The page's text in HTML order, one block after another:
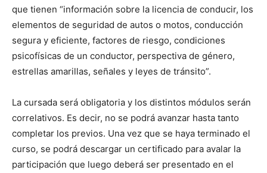
que tienen “información sobre la licencia de conducir, los
elementos de seguridad de autos o motos, conducción
segura y eficiente, factores de riesgo, condiciones
psicofísicas de un conductor, perspectiva de género,
estrellas amarillas, señales y leyes de tránsito”.
La cursada será obligatoria y los distintos módulos serán
correlativos. Es decir, no se podrá avanzar hasta tanto
completar los previos. Una vez que se haya terminado el
curso, se podrá descargar un certificado para avalar la
participación que luego deberá ser presentado en el